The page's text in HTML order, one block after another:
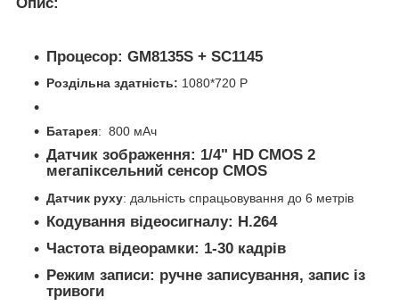
Процесор: GM8135S + SC1145
Роздільна здатність: 1080*720 P
Батарея: 800 мАч
Датчик зображення: 1/4" HD CMOS 2
мегапіксельний сенсор CMOS
Датчик руху: дальність спрацьовування до 6 метрів
Кодування відеосигналу: H.264
Частота відеорамки: 1-30 кадрів
Режим записи: ручне записування, запис із
тривоги